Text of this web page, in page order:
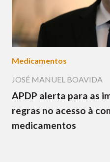
Medicamentos
JOSÉ MANUEL BOAVIDA
APDP alerta para as
regras no acesso à
medicamentos